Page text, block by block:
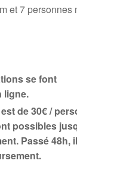
et 7 personnes maximum
se font
ligne.
de 30€ / personne. Les
possibles jusqu’à 48h
Passé 48h, il n’y aura